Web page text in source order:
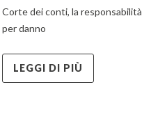
Corte dei conti, la responsabilità
per danno
LEGGI DI PIÙ